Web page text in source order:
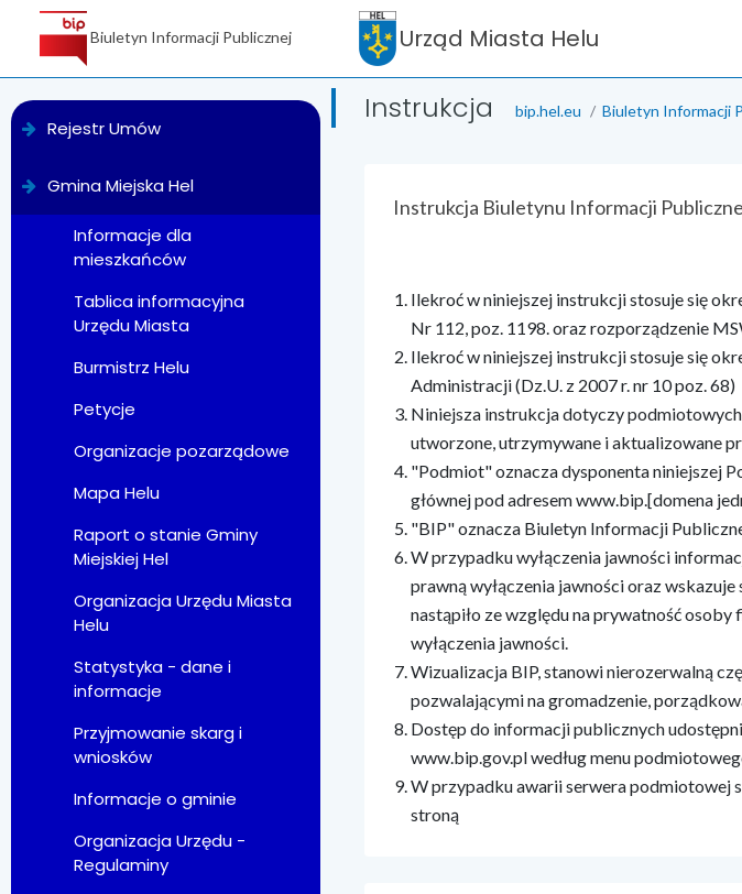
Biuletyn Informacji Publicznej
Rejestr Umów
Gmina Miejska Hel
Informacje dla
mieszkańców
Tablica informacyjna
Urzędu Miasta
Burmistrz Helu
Petycje
Organizacje pozarządowe
Mapa Helu
Raport o stanie Gminy
Miejskiej Hel
Organizacja Urzędu Miasta
Helu
Statystyka - dane i
informacje
Przyjmowanie skarg i
wniosków
Informacje o gminie
Organizacja Urzędu -
Regulaminy
Urząd Miasta Helu
Instrukcja bip.hel.eu Biuletyn Informacji
Instrukcja Biuletynu Informacji
Ilekroć w niniejszej instrukcji stosuje się
Nr 112, poz. 1198. oraz rozporządzenie
Ilekroć w niniejszej instrukcji stosuje się
Administracji (Dz.U. z 2007 r. nr 10 poz. 68)
Niniejsza instrukcja dotyczy
utworzone, utrzymywane i aktualizowane
"Podmiot" oznacza dysponenta niniejszej
głównej pod adresem www.bip.[domena
"BIP" oznacza Biuletyn Informacji
W przypadku wyłączenia jawności
prawną wyłączenia jawności oraz
nastąpiło ze względu na prywatność
wyłączenia jawności.
Wizualizacja BIP, stanowi nierozerwalną
pozwalającymi na gromadzenie,
Dostęp do informacji publicznych
www.bip.gov.pl według menu
W przypadku awarii serwera podmiotowej
stroną